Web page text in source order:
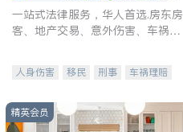
一站式法律服务，华人首选.房东房
客、地产交易、意外伤害、车祸重
人身伤害 移民 刑事
车祸理赔
商标注册
索赔 律师-其它 保释
精英会员